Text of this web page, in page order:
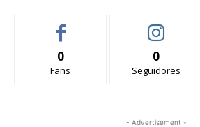
0
Fans
0
Seguidores
- Advertisement -